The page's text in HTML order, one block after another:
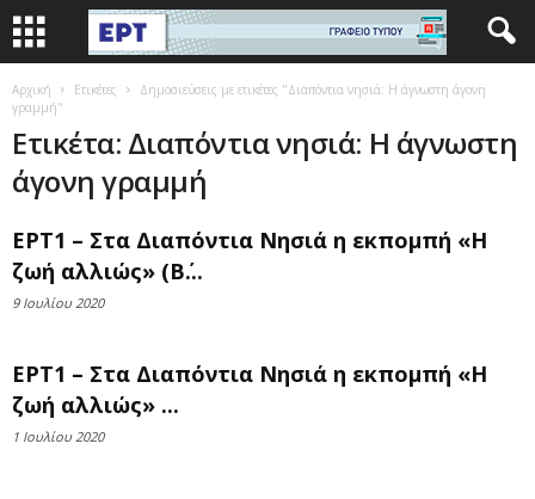
Αρχική Ετικέτες
Δημοσιεύσεις με ετικέτες "Διαπόντια νησιά: Η άγνωστη άγονη
γραμμή"
Ετικέτα: Διαπόντια νησιά: Η άγνωστη
άγονη γραμμή
ΕΡΤ1 – Στα Διαπόντια Νησιά η εκπομπή «Η
ζωή αλλιώς» (Β΄...
9 Ιουλίου 2020
ΕΡΤ1 – Στα Διαπόντια Νησιά η εκπομπή «Η
ζωή αλλιώς» ...
1 Ιουλίου 2020